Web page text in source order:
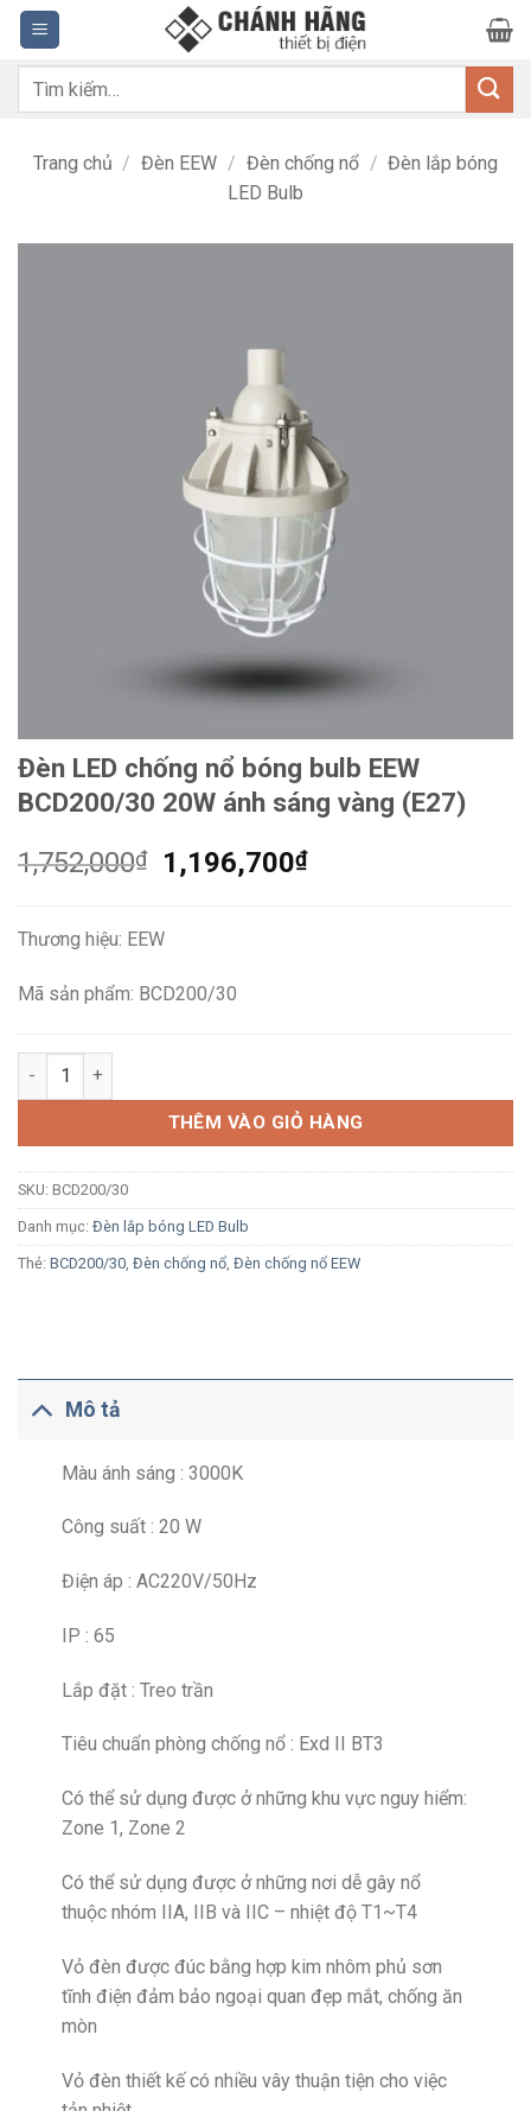
Bỏ
qua
nội
dung
Tìm
Trang chủ / Đèn EEW / Đèn chống nổ / Đèn lắp bóng
LED Bulb
Đèn LED chống nổ bóng bulb EEW
BCD200/30 20W ánh sáng vàng (E27)
1,752,000₫
Giá
1,752,000₫.
1,196,700₫Giá
Thương hiệu: EEW
Mã sản phẩm: BCD200/30
Đèn LED chống nổ bóng bulb EEW BCD200/30 20W ánh sáng
THÊM VÀO GIỎ HÀNG
SKU: BCD200/30
Danh mục: Đèn lắp bóng LED Bulb
Thẻ: BCD200/30 Đèn chống nổ Đèn chống nổ EEW
Mô tả
Màu ánh sáng : 3000K
Công suất : 20 W
Điện áp : AC220V/50Hz
IP : 65
Lắp đặt : Treo trần
Tiêu chuẩn phòng chống nổ : Exd II BT3
Có thể sử dụng được ở những khu vực nguy hiểm:
Zone 1, Zone 2
Có thể sử dụng được ở những nơi dễ gây nổ
thuộc nhóm IIA, IIB và IIC – nhiệt độ T1~T4
Vỏ đèn được đúc bằng hợp kim nhôm phủ sơn
tĩnh điện đảm bảo ngoại quan đẹp mắt, chống ăn
mòn
Vỏ đèn thiết kế có nhiều vây thuận tiện cho việc